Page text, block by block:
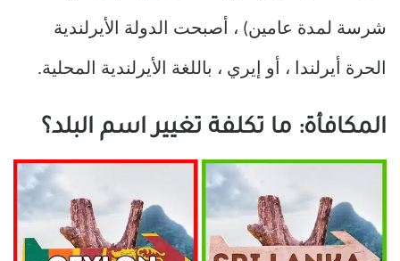
شرسة لمدة عامين) ، أصبحت الدولة الأيرلندية
الحرة أيرلندا ، أو إيري ، باللغة الأيرلندية المحلية.
المكافأة: ما تكلفة تغيير اسم البلد؟